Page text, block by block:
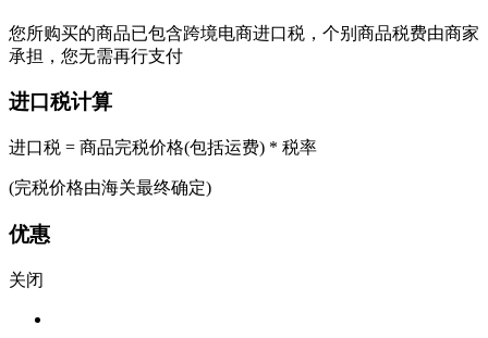
您所购买的商品已包含跨境电商进口税，个别商品税费由商家
承担，您无需再行支付
进口税计算
进口税 = 商品完税价格(包括运费) * 税率
(完税价格由海关最终确定)
优惠
关闭